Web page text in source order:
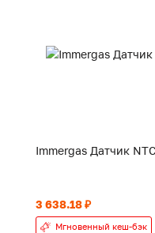
3 638.18 ₽
Мгновенный кеш-бэк